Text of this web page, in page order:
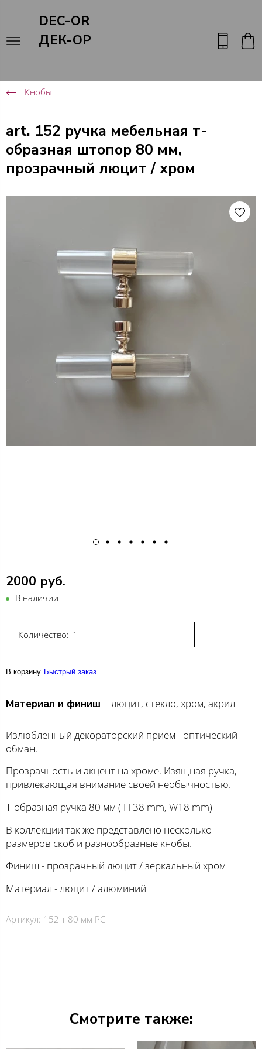
DEC-OR
ДЕК-ОР
Кнобы
art. 152 ручка мебельная т-
образная штопор 80 мм,
прозрачный люцит / хром
2000 руб.
В наличии
Количество:
В корзину Быстрый заказ
Материал и финиш люцит, стекло, хром, акрил
Излюбленный декораторский прием - оптический
обман.
Прозрачность и акцент на хроме. Изящная ручка,
привлекающая внимание своей необычностью.
Т-образная ручка 80 мм ( Н 38 mm, W18 mm)
В коллекции так же представлено несколько
размеров скоб и разнообразные кнобы.
Финиш - прозрачный люцит / зеркальный хром
Материал - люцит / алюминий
Артикул: 152 т 80 мм PC
Смотрите также: